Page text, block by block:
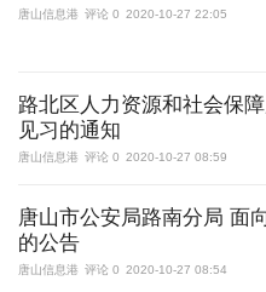
唐山信息港 评论 0 2020-10-27 22:05
路北区人力资源和社会保
见习的通知
唐山信息港 评论 0 2020-10-27 08:59
唐山市公安局路南分局 面
的公告
唐山信息港 评论 0 2020-10-27 08:54